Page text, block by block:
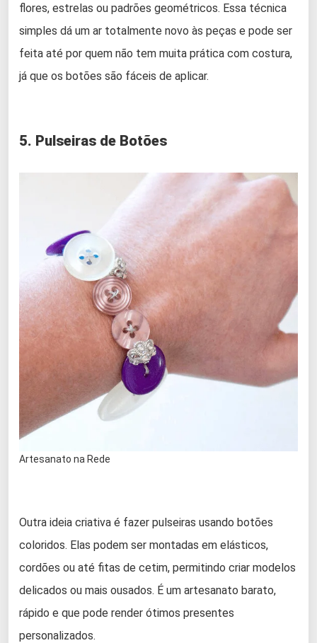
flores, estrelas ou padrões geométricos. Essa técnica
simples dá um ar totalmente novo às peças e pode ser
feita até por quem não tem muita prática com costura,
já que os botões são fáceis de aplicar.
5. Pulseiras de Botões
Artesanato na Rede
Outra ideia criativa é fazer pulseiras usando botões
coloridos. Elas podem ser montadas em elásticos,
cordões ou até fitas de cetim, permitindo criar modelos
delicados ou mais ousados. É um artesanato barato,
rápido e que pode render ótimos presentes
personalizados.